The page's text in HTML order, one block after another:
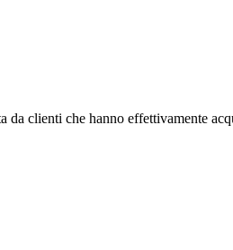
clienti che hanno effettivamente